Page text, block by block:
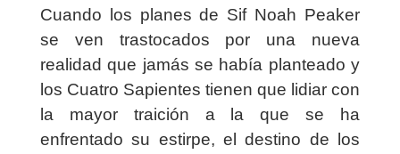
Cuando los planes de Sif Noah Peaker
se ven trastocados por una nueva
realidad que jamás se había planteado y
los Cuatro Sapientes tienen que lidiar con
la mayor traición a la que se ha
enfrentado su estirpe, el destino de los